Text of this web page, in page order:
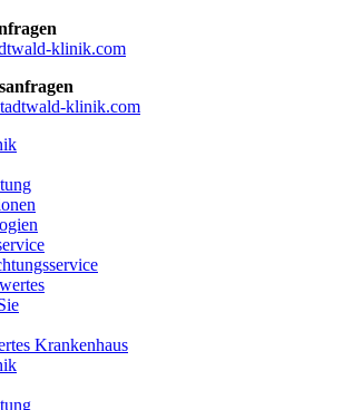
klinik.com
klinik.com
Krankenhaus